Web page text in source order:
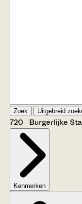
Zoek Uitgebreid
720 Burgerlijke
Kenmerken